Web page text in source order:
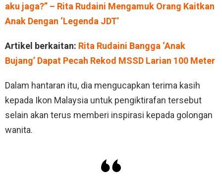
aku jaga?” – Rita Rudaini Mengamuk Orang Kaitkan
Anak Dengan ‘Legenda JDT’
Artikel berkaitan: Rita Rudaini Bangga ‘Anak
Bujang’ Dapat Pecah Rekod MSSD Larian 100 Meter
Dalam hantaran itu, dia mengucapkan terima kasih
kepada Ikon Malaysia untuk pengiktirafan tersebut
selain akan terus memberi inspirasi kepada golongan
wanita.